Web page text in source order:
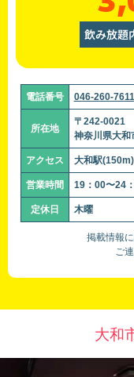
飲み放題
電話番号 046-260-7611
所在地
〒242-0021
神奈川県大
アクセス 大和駅(150m)
営業時間 19：00〜24
定休日 木曜
掲載情報
ご
大和